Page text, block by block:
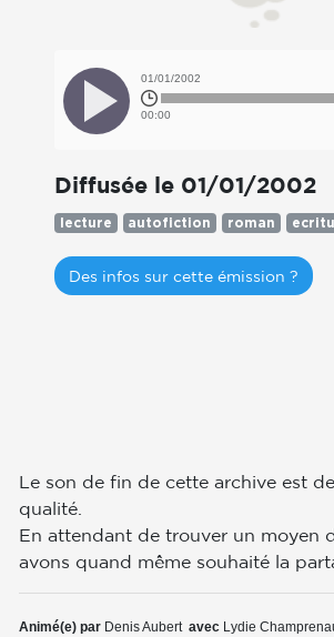
01/01/2002
00:00
Diffusée le 01/01/2002
lecture autofiction roman
Des infos sur cette émission ?
Le son de fin de cette archive est
qualité.
En attendant de trouver un moyen
avons quand même souhaité la
Animé(e) par Denis Aubert avec Lydie